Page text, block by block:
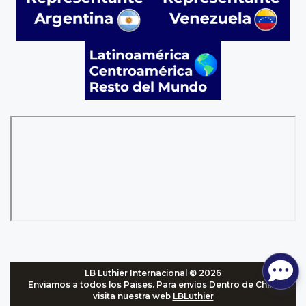
LB Luthier Internacional © 2026
Enviamos a todos los Paises. Para envíos Dentro de Chile,
visita nuestra web LBLuthier